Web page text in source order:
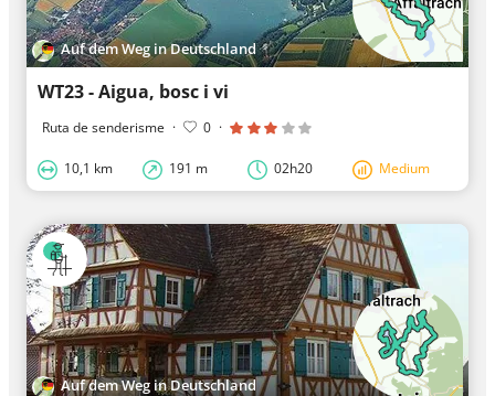
Auf dem Weg in Deutschland
WT23 - Aigua, bosc i vi
Ruta de senderisme · 0 ·
10,1 km 191 m 02h20 Medium
Auf dem Weg in Deutschland